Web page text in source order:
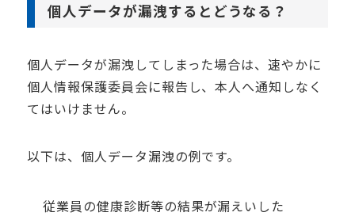
個人データが漏洩するとどうなる？
個人データが漏洩してしまった場合は、速やかに
個人情報保護委員会に報告し、本人へ通知しなく
てはいけません。
以下は、個人データ漏洩の例です。
従業員の健康診断等の結果が漏えいした